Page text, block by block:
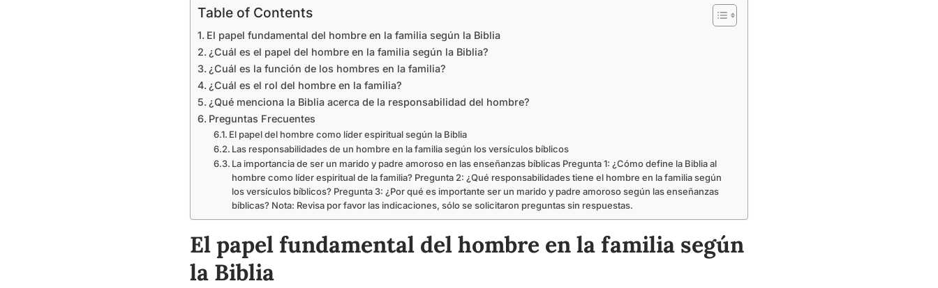
Table of Contents
El papel fundamental del hombre en la familia según la Biblia
¿Cuál es el papel del hombre en la familia según la Biblia?
¿Cuál es la función de los hombres en la familia?
¿Cuál es el rol del hombre en la familia?
¿Qué menciona la Biblia acerca de la responsabilidad del hombre?
Preguntas Frecuentes
El papel del hombre como líder espiritual según la Biblia
Las responsabilidades de un hombre en la familia según los versículos bíblicos
La importancia de ser un marido y padre amoroso en las enseñanzas bíblicas Pregunta 1: ¿Cómo define la Biblia al
hombre como líder espiritual de la familia? Pregunta 2: ¿Qué responsabilidades tiene el hombre en la familia según
los versículos bíblicos? Pregunta 3: ¿Por qué es importante ser un marido y padre amoroso según las enseñanzas
bíblicas? Nota: Revisa por favor las indicaciones, sólo se solicitaron preguntas sin respuestas.
El papel fundamental del hombre en la familia según
la Biblia